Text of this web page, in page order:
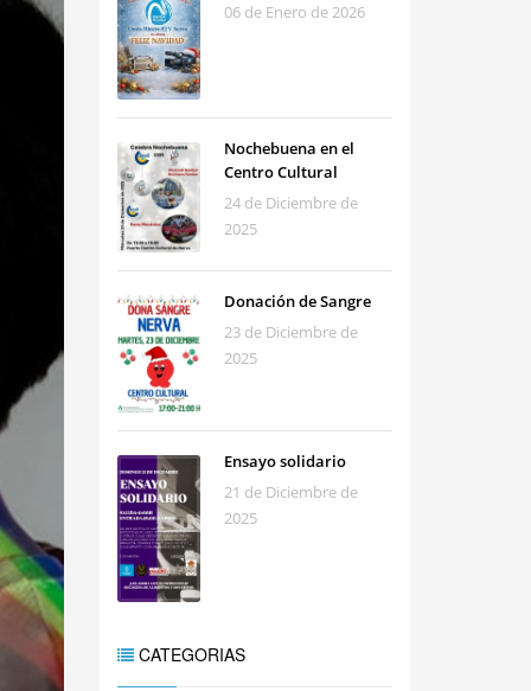
06 de Enero de 2026
Nochebuena en el
Centro Cultural
24 de Diciembre de
2025
Donación de Sangre
23 de Diciembre de
2025
Ensayo solidario
21 de Diciembre de
2025
CATEGORIAS